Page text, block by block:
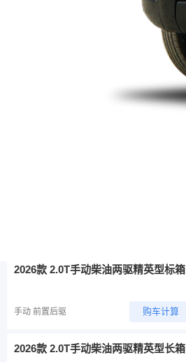
购车计算
配置）
2026款 2.0T手动柴油两驱精英型标箱
手动 前置后驱 购车计算
2026款 2.0T手动柴油两驱精英型长箱